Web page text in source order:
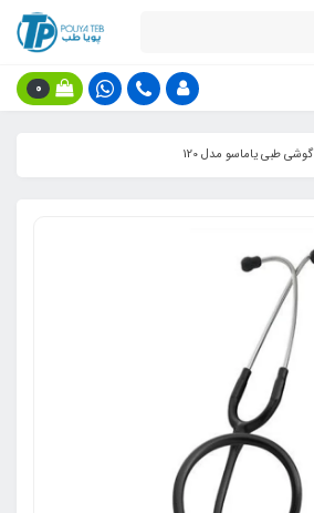
0
گوشی طبی یاماسو مدل 120